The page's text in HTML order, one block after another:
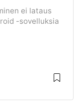
ei lataus
-sovelluksia